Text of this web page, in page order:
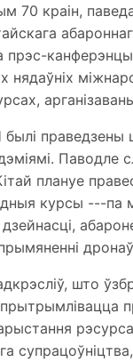
70 краін,
прэс-
нядаўніх
праведзены
Паводле
плануе
курсы ---па
што
прытрымлівацца